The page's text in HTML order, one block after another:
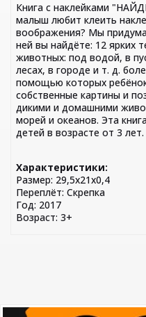
Книга с наклейками
малыш любит клеить
воображения? Мы
ней вы найдёте: 12 ярких
животных: под водой, в
лесах, в городе и т. д.
помощью которых
собственные картины и
дикими и домашними
морей и океанов. Эта
детей в возрасте от 3 лет.
Характеристики:
Размер: 29,5х21х0,4
Переплёт: Скрепка
Год: 2017
Возраст: 3+